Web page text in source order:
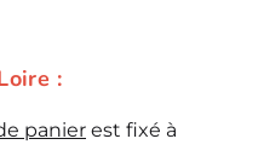
:
panier est fixé à